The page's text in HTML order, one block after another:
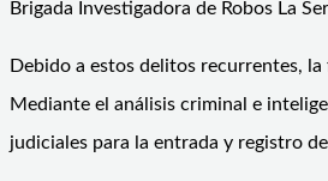
Brigada Investigadora de Robos La
Debido a estos delitos recurrentes,
Mediante el análisis criminal e
judiciales para la entrada y registro